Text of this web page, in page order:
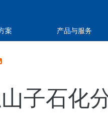
案 产品与服务
子石化